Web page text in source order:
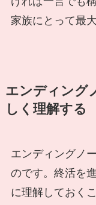
家族にとって最
エンディング
しく理解する
エンディングノ
のです。終活を
に理解しておく